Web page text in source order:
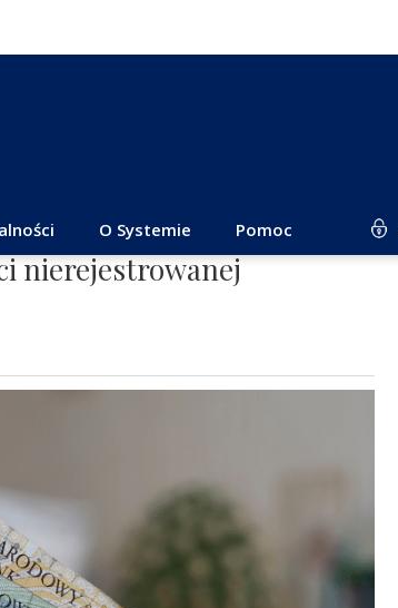
O Systemie Pomoc
nierejestrowanej